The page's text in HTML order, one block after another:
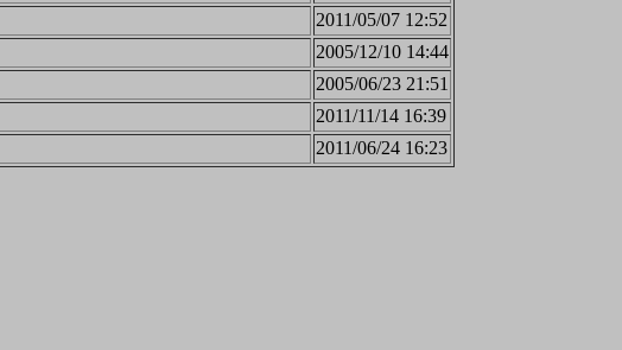
2011/05/07 12:52
2005/12/10 14:44
2005/06/23 21:51
2011/11/14 16:39
2011/06/24 16:23